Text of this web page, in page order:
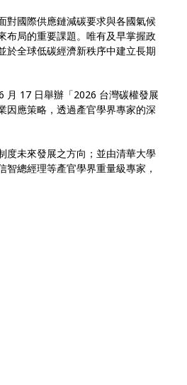
對國際供應鏈減碳要求與各國氣候
布局的重要課題。唯有及早掌握政
於全球低碳經濟新秩序中建立長期
月 17 日舉辦「2026 台灣碳權發展
因應策略，透過產官學界專家的深
度未來發展之方向；並由清華大學
總經理等產官學界重量級專家，